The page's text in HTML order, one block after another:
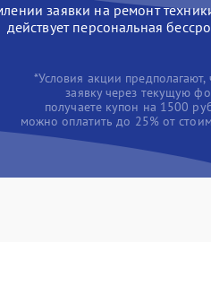
заявки на ремонт
действует персональная
*Условия акции предполагают,
заявку через текущую
получаете купон на 1500
можно оплатить до 25% от